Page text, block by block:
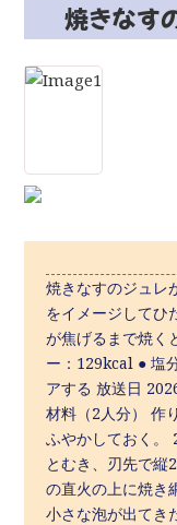
焼きなす
焼きなすのジュレ
をイメージしてひ
が焦げるまで焼く
ー：129kcal ● 塩
アする 放送日
材料（2人分） 作
ふやかしておく。
とむき、刃先で縦
の直火の上に焼き
小さな泡が出てき